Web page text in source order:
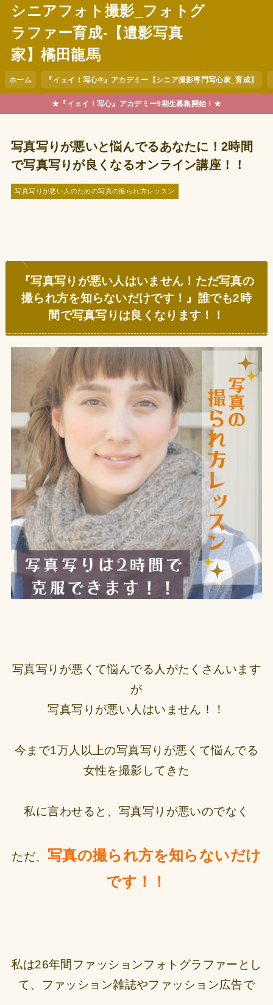
シニアフォト撮影_フォトグ
ラファー育成-【遺影写真
家】橘田龍馬
ホーム 『イェイ！写心®︎』アカデミー【シニア撮影専門写心家_育成】
★『イェイ！写心』アカデミー9期生募集開始！★
写真写りが悪いと悩んでるあなたに！2時間
で写真写りが良くなるオンライン講座！！
写真写りが悪い人のための写真の撮られ方レッスン
『写真写りが悪い人はいません！ただ写真の
撮られ方を知らないだけです！』誰でも2時
間で写真写りは良くなります！！
写真写りが悪くて悩んでる人がたくさんいます
が
写真写りが悪い人はいません！！
今まで1万人以上の写真写りが悪くて悩んでる
女性を撮影してきた
私に言わせると、写真写りが悪いのでなく
ただ、 写真の撮られ方を知らないだけ
です！！
私は26年間ファッションフォトグラファーとし
て、ファッション雑誌やファッション広告で